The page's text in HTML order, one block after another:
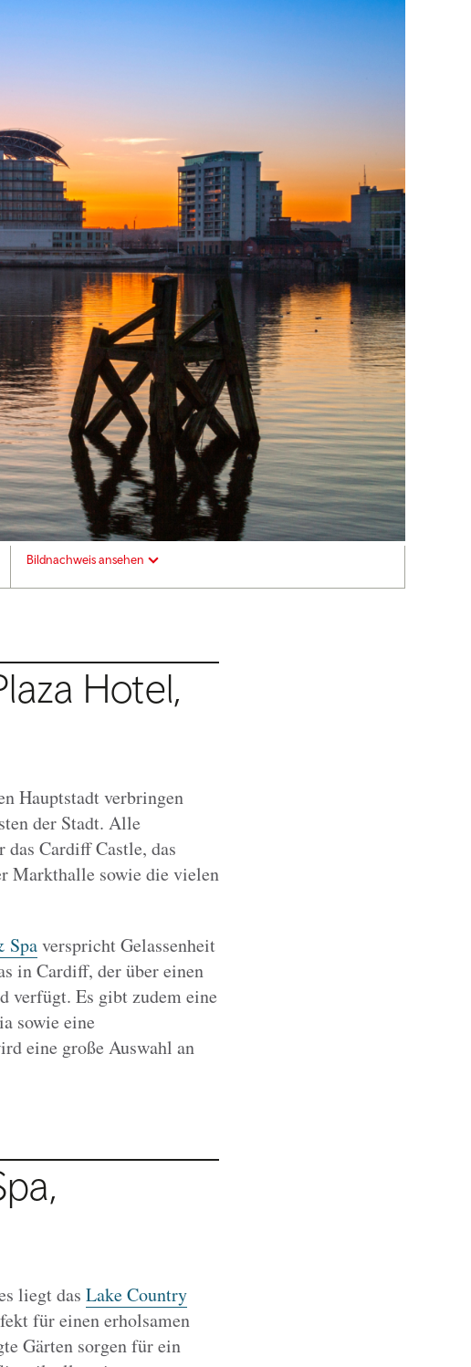
Bildnachweis ansehen
Hotel,
Hauptstadt verbringen
der Stadt. Alle
Cardiff Castle, das
Markthalle sowie die vielen
Spaverspricht Gelassenheit
in Cardiff, der über einen
verfügt. Es gibt zudem eine
sowie eine
eine große Auswahl an
liegt das Lake Country
für einen erholsamen
Gärten sorgen für ein